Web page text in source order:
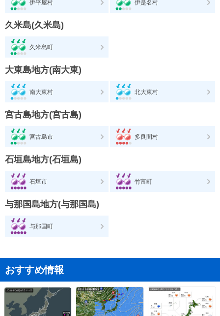
伊平屋村 伊是名村
久米島(久米島)
久米島町
大東島地方(南大東)
南大東村 北大東村
宮古島地方(宮古島)
宮古島市 多良間村
石垣島地方(石垣島)
石垣市 竹富町
与那国島地方(与那国島)
与那国町
おすすめ情報